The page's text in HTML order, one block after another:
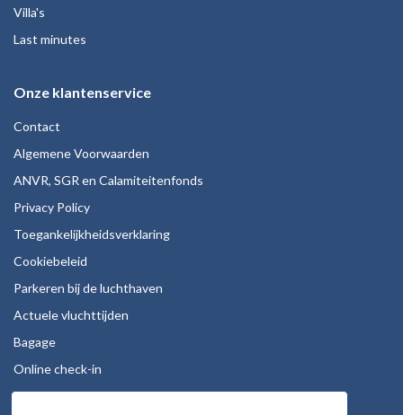
Villa's
Last minutes
Onze klantenservice
Contact
Algemene Voorwaarden
ANVR, SGR en Calamiteitenfonds
Privacy Policy
Toegankelijkheidsverklaring
Cookiebeleid
Parkeren bij de luchthaven
Actuele vluchttijden
Bagage
Online check-in
Stoelreservering